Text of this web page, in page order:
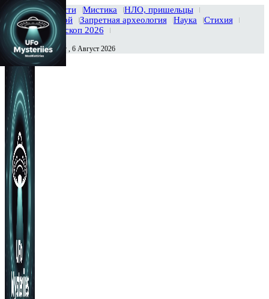
Главная Новости Мистика
НЛО, пришельцы
Тайны вселенной
Запретная археология Наука
Стихия
История
Гороскоп 2026
Сегодня Четверг , 6 Август 2026